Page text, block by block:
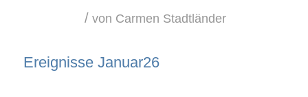
/ von Carmen Stadtländer
Ereignisse Januar26